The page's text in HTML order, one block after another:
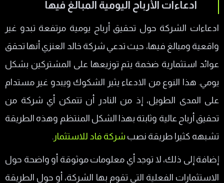
ادعاءات الأرباح اليومية المبالغ فيها
ادعاءات الشركة حول تحقيق أرباح يومية مرتفعة تبدو غير
واقعية ومبالغ فيها، حيث تدعي شركة خالد العنزي أنها تحقق
عوائد استثمارية ضخمة يتم توزيعها على المشتركين بشكل
يومي. هذا النوع من الادعاء يثير الشكوك ويبدو غير مستدام
على المدى الطويل، إذ من النادر أن تتمكن أي شركة من
تحقيق أرباح عالية وثابتة بهذا الشكل المنتظم وهذه الطريقة
تشبهه كثيرا طريقة نصب شركة فاد للاستثمار .
إضافة إلى ذلك، لا توجد أي معلومات موثوقة أو واضحة حول
الاستثمارات الفعلية التي تقوم بها الشركة، أو حول الطريقة